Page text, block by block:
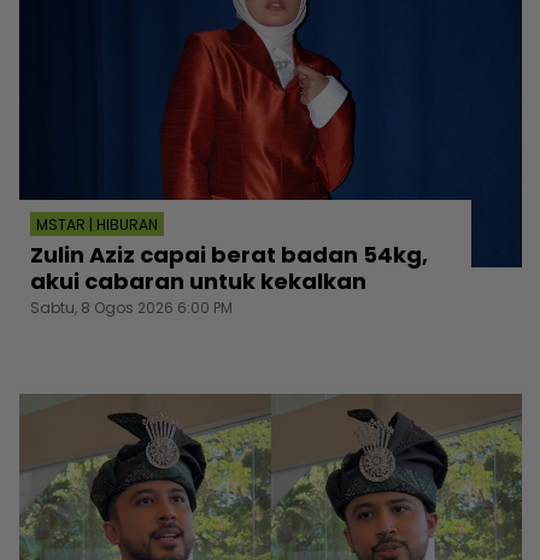
MSTAR | HIBURAN
Zulin Aziz capai berat badan 54kg,
akui cabaran untuk kekalkan
Sabtu, 8 Ogos 2026 6:00 PM